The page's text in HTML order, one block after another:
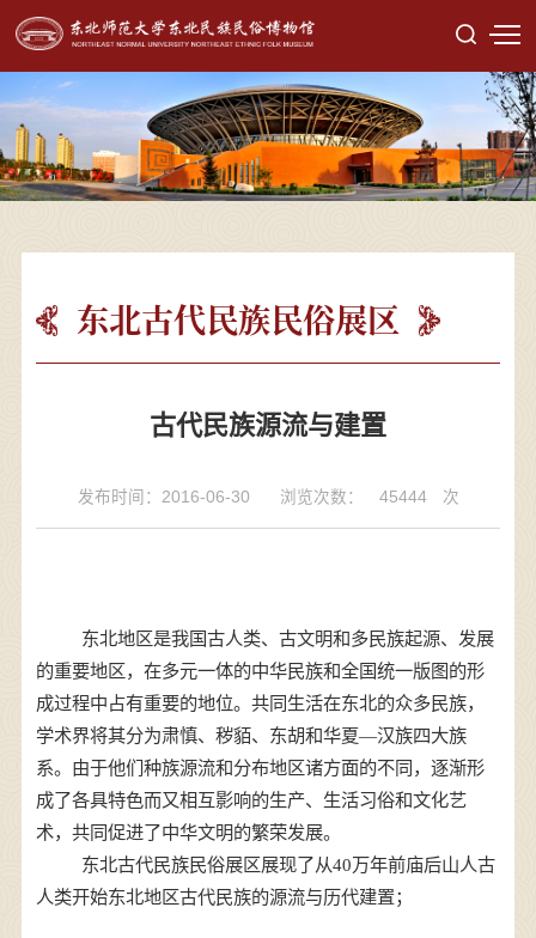
东北古代民族民俗展区
古代民族源流与建置
发布时间：2016-06-30 浏览次数： 45444 次
东北地区是我国古人类、古文明和多民族起源、发展
的重要地区，在多元一体的中华民族和全国统一版图的形
成过程中占有重要的地位。共同生活在东北的众多民族，
学术界将其分为肃慎、秽貊、东胡和华夏—汉族四大族
系。 由于他们种族源流和分布地区诸方面的不同，逐渐形
成了各具特色而又相互影响的生产、生活习俗和文化艺
术，共同促进了中华文明的繁荣发展。
东北古代民族民俗展区展现了从40万年前庙后山人古
人类开始东北地区古代民族的源流与历代建置；